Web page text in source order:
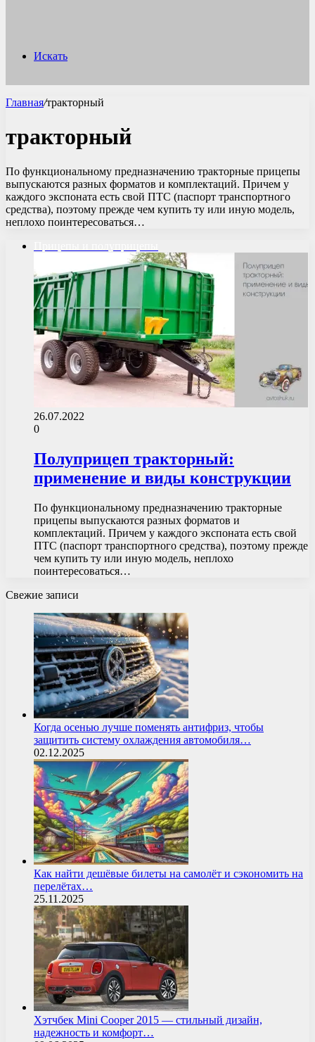
Искать
Главная/тракторный
тракторный
По функциональному предназначению тракторные прицепы
выпускаются разных форматов и комплектаций. Причем у
каждого экспоната есть свой ПТС (паспорт транспортного
средства), поэтому прежде чем купить ту или иную модель,
неплохо поинтересоваться…
26.07.2022
0
Полуприцеп тракторный:
применение и виды конструкции
По функциональному предназначению тракторные
прицепы выпускаются разных форматов и
комплектаций. Причем у каждого экспоната есть свой
ПТС (паспорт транспортного средства), поэтому прежде
чем купить ту или иную модель, неплохо
поинтересоваться…
Свежие записи
Когда осенью лучше поменять антифриз, чтобы
защитить систему охлаждения автомобиля…
02.12.2025
Как найти дешёвые билеты на самолёт и сэкономить на
перелётах…
25.11.2025
Хэтчбек Mini Cooper 2015 — стильный дизайн,
надежность и комфорт…